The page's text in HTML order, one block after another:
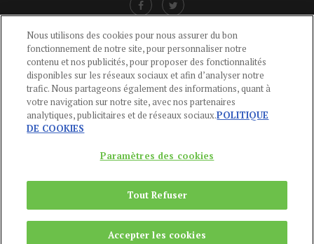
CGU-POLITIQUE DE CONFIDENTIALITÉ -POLITIQUE DES COOKIES
MENTIONS LÉGALES -AIDE
CONTACT
01 44 59 91 11
Du Lundi au Vendredi, 9h-13h et 14h-17h
Copyright © 2024Publications Agora
Nous utilisons des cookies pour nous assurer du bon
fonctionnement de notre site, pour personnaliser notre
contenu et nos publicités, pour proposer des fonctionnalités
disponibles sur les réseaux sociaux et afin d’analyser notre
trafic. Nous partageons également des informations, quant à
votre navigation sur notre site, avec nos partenaires
analytiques, publicitaires et de réseaux sociaux.POLITIQUE
DE COOKIES
Paramètres des cookies
Tout Refuser
Accepter les cookies